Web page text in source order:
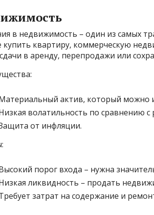
в недвижимость – один из самых
квартиру, коммерческую
в аренду, перепродажи или
актив, который можно
волатильность по сравнению
от инфляции.
порог входа – нужна
ликвидность – продать
затрат на содержание и